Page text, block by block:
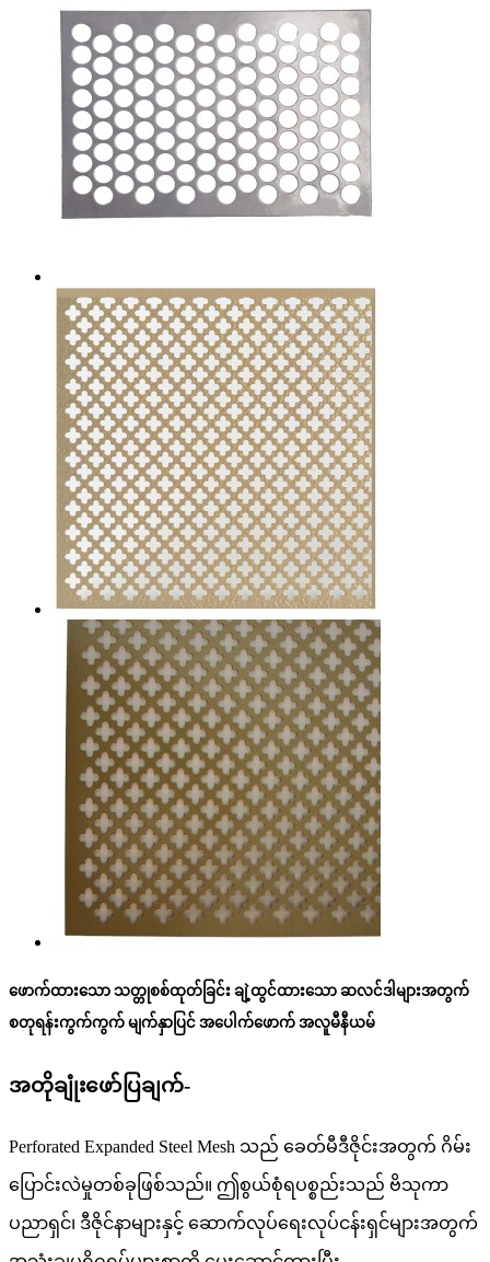
ဖောက်ထားသော သတ္တုစစ်ထုတ်ခြင်း ချဲ့ထွင်ထားသော ဆလင်ဒါများအတွက်
စတုရန်းကွက်ကွက် မျက်နှာပြင် အပေါက်ဖောက် အလူမီနီယမ်
အတိုချုံးဖော်ပြချက်-
Perforated Expanded Steel Mesh သည် ခေတ်မီဒီဇိုင်းအတွက် ဂိမ်း
ပြောင်းလဲမှုတစ်ခုဖြစ်သည်။ ဤစွယ်စုံရပစ္စည်းသည် ဗိသုကာ
ပညာရှင်၊ ဒီဇိုင်နာများနှင့် ဆောက်လုပ်ရေးလုပ်ငန်းရှင်များအတွက်